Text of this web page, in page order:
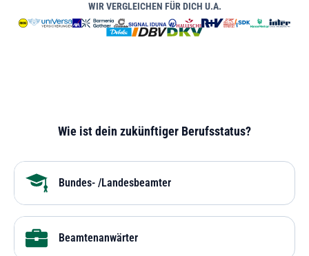
WIR VERGLEICHEN FÜR DICH U.A.
Wie ist dein zukünftiger Berufsstatus?
Bundes- /Landesbeamter
Beamtenanwärter